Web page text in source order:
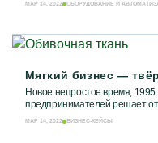
МАР 14, 2022 ОБОРУДОВАНИЕ И
Мягкий бизнес —
Новое непростое время,
предпринимателей решает
мебели на арендованных
МАР 14, 2022 БИЗНЕС-КЕЙСЫ